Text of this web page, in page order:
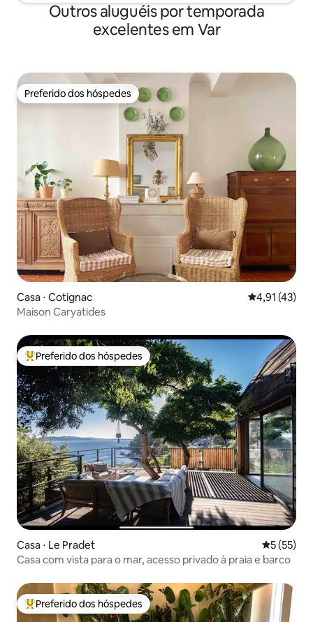
Outros aluguéis por temporada
excelentes em Var
Preferido dos hóspedes
Preferido dos hóspedes
Casa ⋅ Cotignac 4,91 de uma
4,91 (43)
Maison Caryatides
Entre os melhores preferidos dos hóspedes
Preferido dos hóspedes
Casa ⋅ Le Pradet 5 de uma
5 (55)
Casa com vista para o mar, acesso privado à praia e barco
Entre os melhores preferidos dos hóspedes
Preferido dos hóspedes